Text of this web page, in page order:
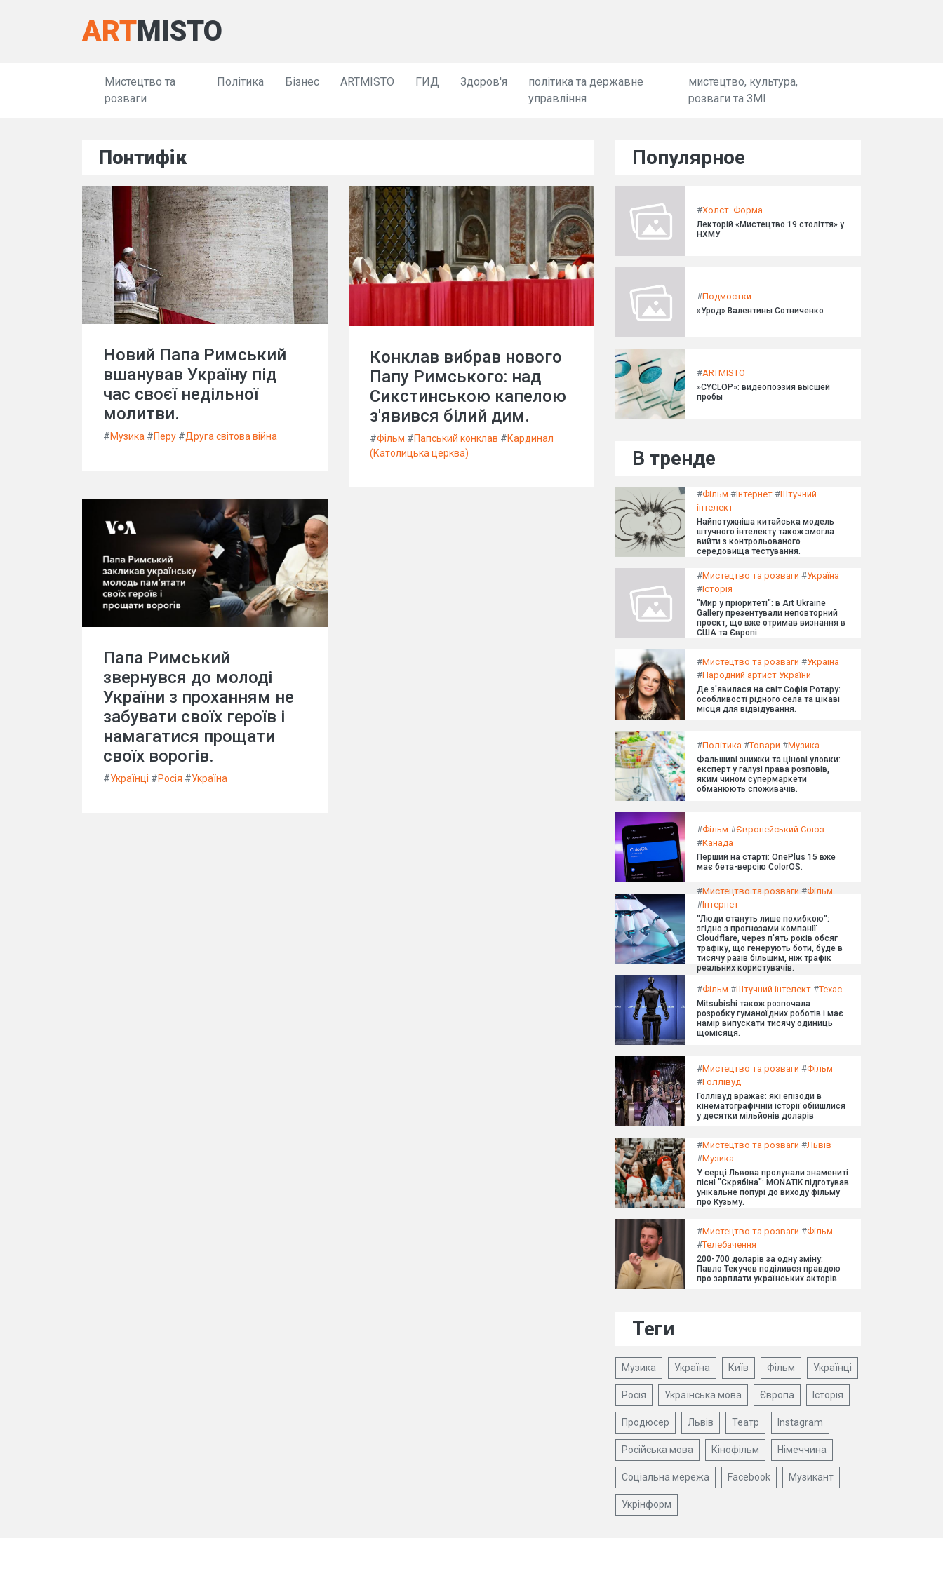
ARTMISTO
Мистецтво та
розваги
Політика Бізнес ARTMISTO ГИД Здоров'я
політика та державне
управління
мистецтво, культура,
розваги та ЗМІ
Понтифік
Новий Папа Римський
вшанував Україну під
час своєї недільної
молитви.
#Музика #Перу #Друга світова війна
Конклав вибрав нового
Папу Римського: над
Сикстинською капелою
з'явився білий дим.
#Фільм #Папський конклав #Кардинал
(Католицька церква)
Папа Римський
звернувся до молоді
України з проханням не
забувати своїх героїв і
намагатися прощати
своїх ворогів.
#Українці #Росія #Україна
Популярное
#Холст. Форма
Лекторій «Мистецтво 19 століття» у
НХМУ
#Подмостки
»Урод» Валентины Сотниченко
#ARTMISTO
»CYCLOP»: видеопоэзия высшей
пробы
В тренде
#Фільм #Інтернет #Штучний
інтелект
Найпотужніша китайська модель
штучного інтелекту також змогла
вийти з контрольованого
середовища тестування.
#Мистецтво та розваги #Україна
#Історія
"Мир у пріоритеті": в Art Ukraine
Gallery презентували неповторний
проєкт, що вже отримав визнання в
США та Європі.
#Мистецтво та розваги #Україна
#Народний артист України
Де з'явилася на світ Софія Ротару:
особливості рідного села та цікаві
місця для відвідування.
#Політика #Товари #Музика
Фальшиві знижки та цінові уловки:
експерт у галузі права розповів,
яким чином супермаркети
обманюють споживачів.
#Фільм #Європейський Союз
#Канада
Перший на старті: OnePlus 15 вже
має бета-версію ColorOS.
#Мистецтво та розваги #Фільм
#Інтернет
"Люди стануть лише похибкою":
згідно з прогнозами компанії
Cloudflare, через п'ять років обсяг
трафіку, що генерують боти, буде в
тисячу разів більшим, ніж трафік
реальних користувачів.
#Фільм #Штучний інтелект #Техас
Mitsubishi також розпочала
розробку гуманоїдних роботів і має
намір випускати тисячу одиниць
щомісяця.
#Мистецтво та розваги #Фільм
#Голлівуд
Голлівуд вражає: які епізоди в
кінематографічній історії обійшлися
у десятки мільйонів доларів
#Мистецтво та розваги #Львів
#Музика
У серці Львова пролунали знамениті
пісні "Скрябіна": MONATIK підготував
унікальне попурі до виходу фільму
про Кузьму.
#Мистецтво та розваги #Фільм
#Телебачення
200-700 доларів за одну зміну:
Павло Текучев поділився правдою
про зарплати українських акторів.
Теги
Музика Україна Київ Фільм Українці
Росія Українська мова Європа Історія
Продюсер Львів Театр Instagram
Російська мова Кінофільм Німеччина
Соціальна мережа Facebook Музикант
Укрінформ